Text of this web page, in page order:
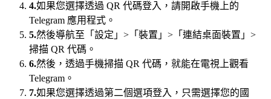
4.如果您選擇透過 QR 代碼登入，請開啟手機上的
Telegram 應用程式。
5.然後導航至「設定」>「裝置」>「連結桌面裝置」>
掃描 QR 代碼。
6.然後，透過手機掃描 QR 代碼，就能在電視上觀看
Telegram。
7.如果您選擇透過第二個選項登入，只需選擇您的國